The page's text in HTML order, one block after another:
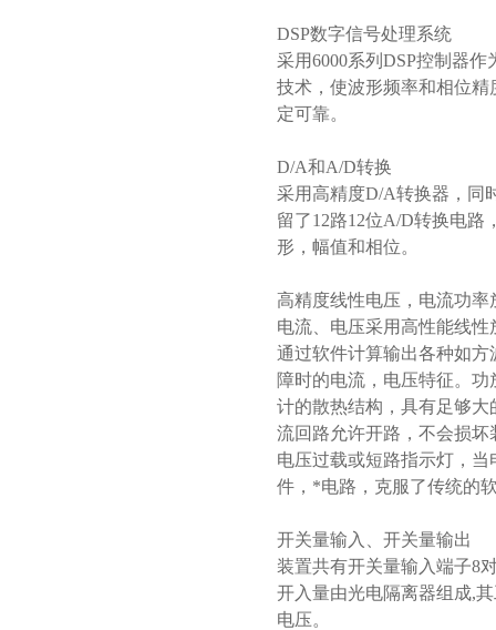
DSP数字信号处理系统
采用6000系列DSP控制器
技术，使波形频率和相位
定可靠。
D/A和A/D转换
采用高精度D/A转换器，同
留了12路12位A/D转换电路
形，幅值和相位。
高精度线性电压，电流功率
电流、电压采用高性能线
通过软件计算输出各种如
障时的电流，电压特征。
计的散热结构，具有足够
流回路允许开路，不会损
电压过载或短路指示灯，
件，*电路，克服了传统的
开关量输入、开关量输出
装置共有开关量输入端子8
开入量由光电隔离器组成,
电压。